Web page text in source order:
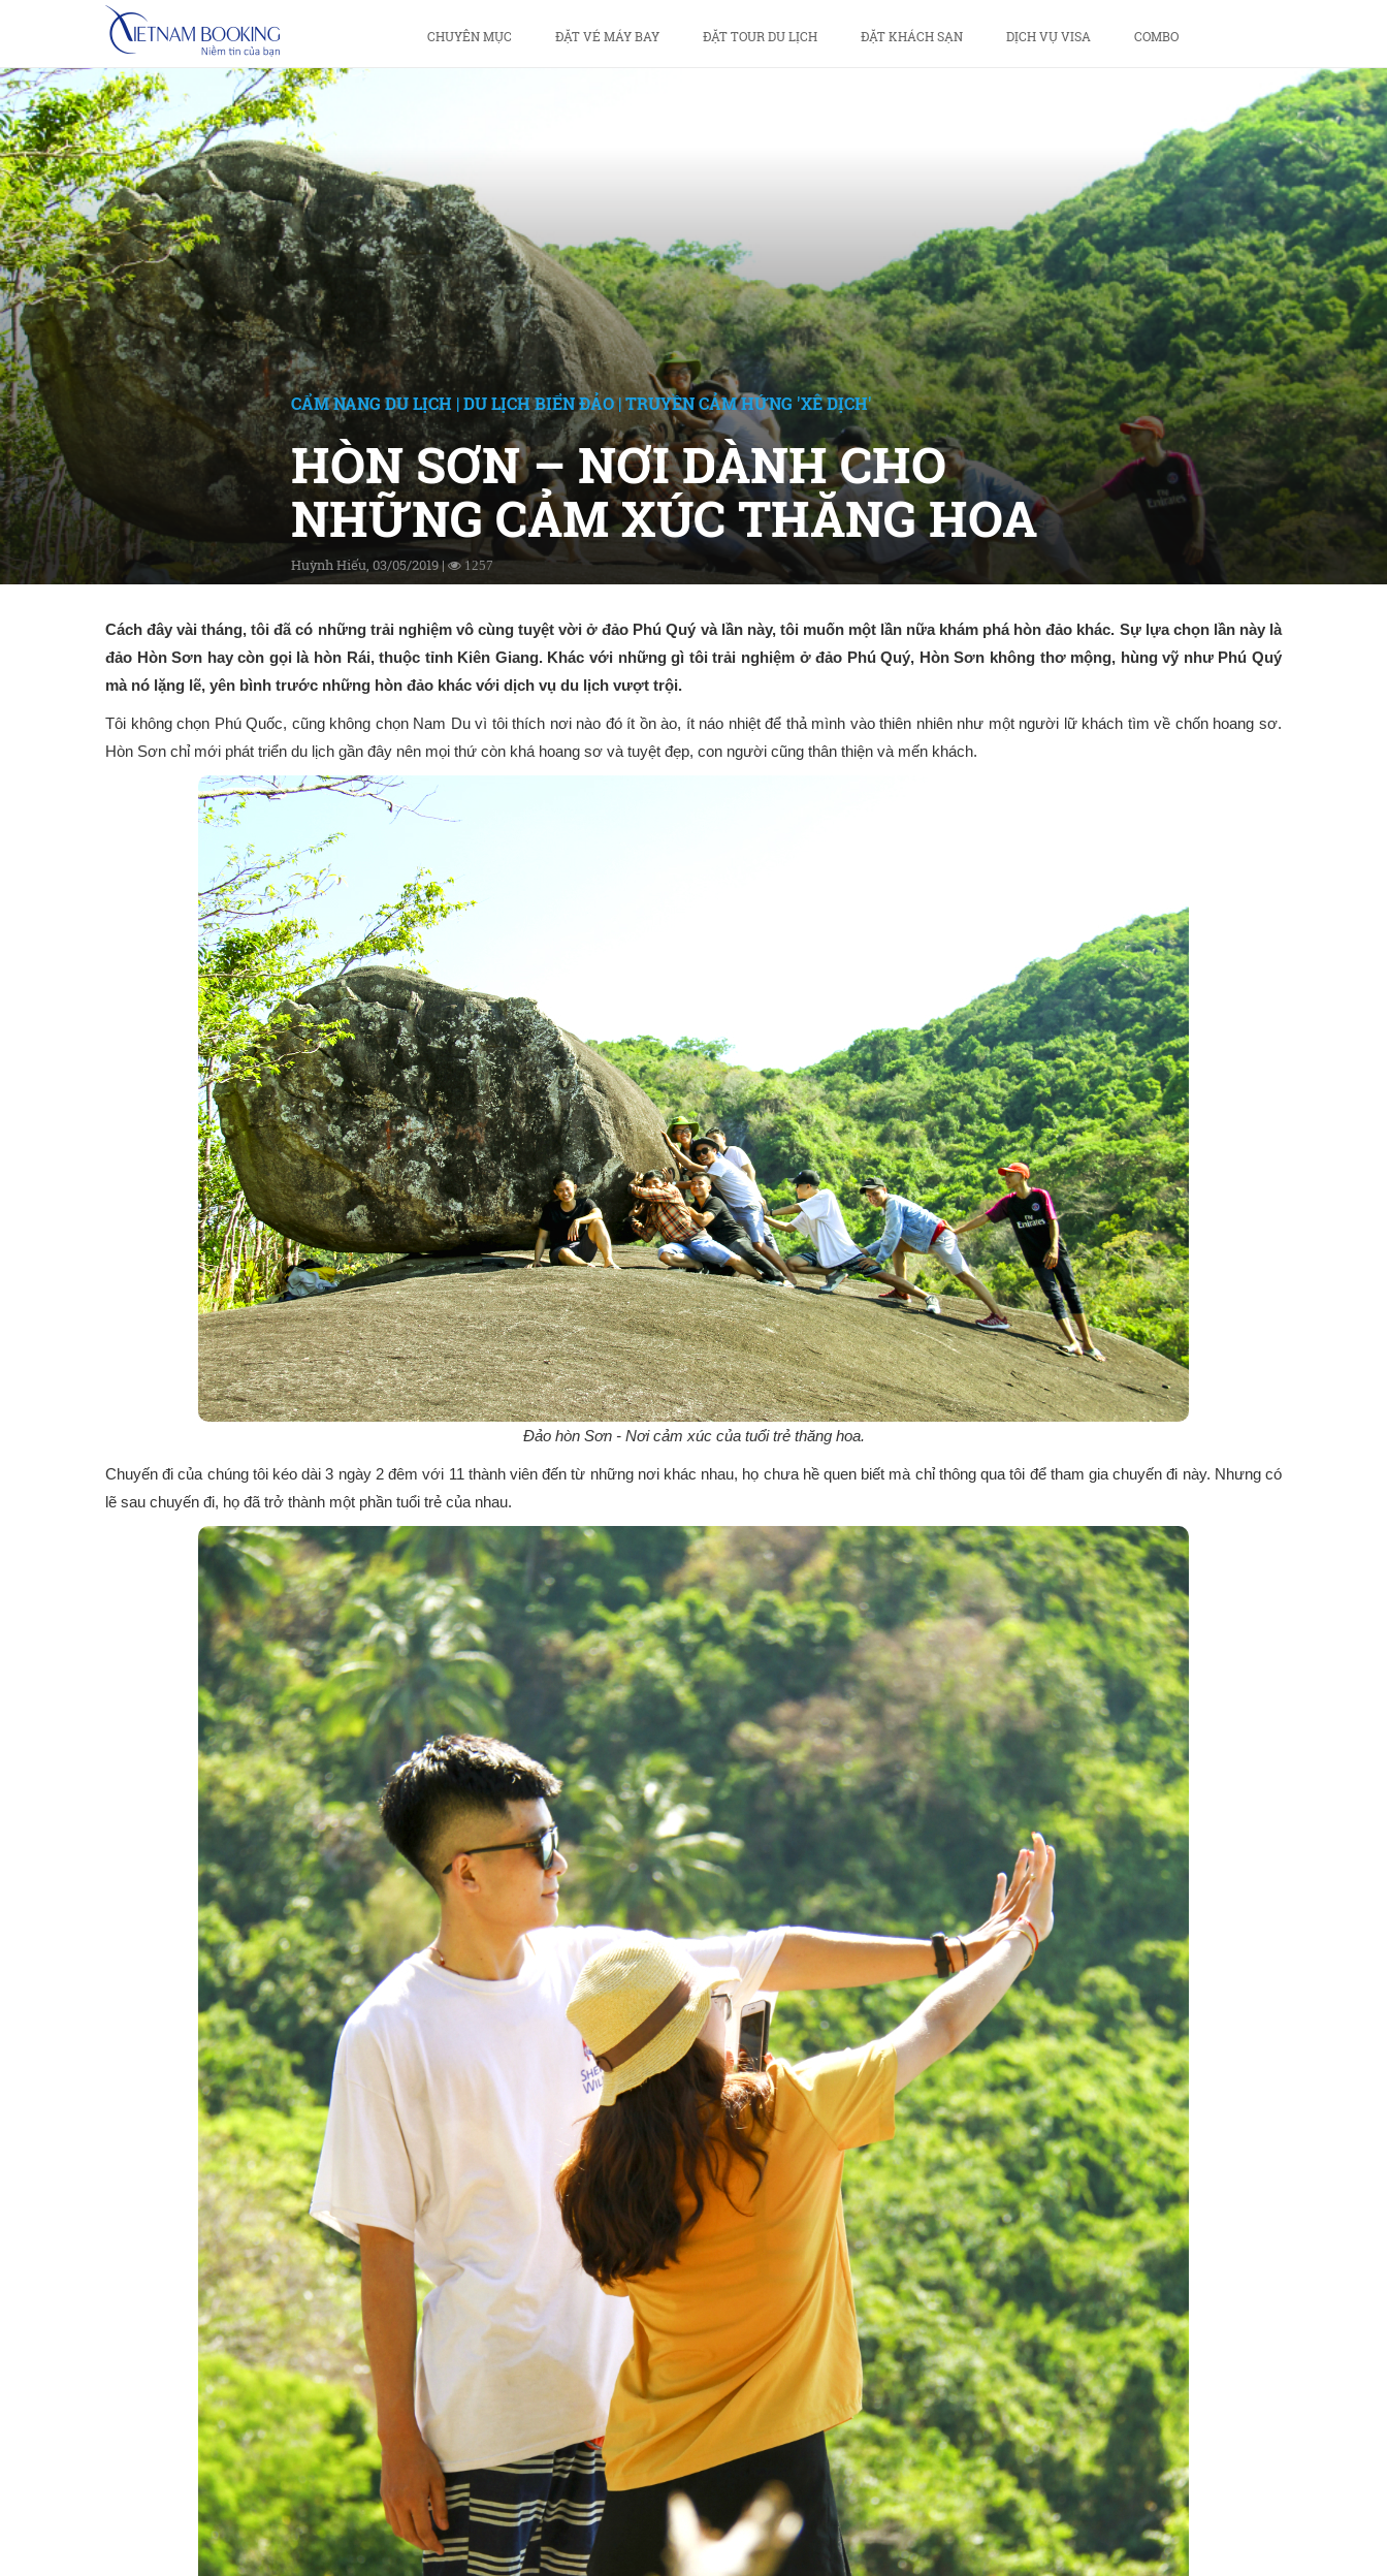
CHUYÊN MỤC ĐẶT VÉ MÁY BAY ĐẶT TOUR DU LỊCH ĐẶT KHÁCH SẠN DỊCH VỤ VISA COMBO
CẨM NANG DU LỊCH |DU LỊCH BIỂN ĐẢO|TRUYỀN CẢM HỨNG 'XÊ DỊCH'
HÒN SƠN – NƠI DÀNH CHO
NHỮNG CẢM XÚC THĂNG HOA
Huỳnh Hiếu, 03/05/2019 | 1257
Cách đây vài tháng, tôi đã có những trải nghiệm vô cùng tuyệt vời ở đảo Phú Quý và lần này, tôi muốn một lần nữa khám phá hòn đảo khác. Sự lựa chọn lần này là
đảo Hòn Sơn hay còn gọi là hòn Rái, thuộc tỉnh Kiên Giang. Khác với những gì tôi trải nghiệm ở đảo Phú Quý, Hòn Sơn không thơ mộng, hùng vỹ như Phú Quý
mà nó lặng lẽ, yên bình trước những hòn đảo khác với dịch vụ du lịch vượt trội.
Tôi không chọn Phú Quốc, cũng không chọn Nam Du vì tôi thích nơi nào đó ít ồn ào, ít náo nhiệt để thả mình vào thiên nhiên như một người lữ khách tìm về chốn hoang sơ.
Hòn Sơn chỉ mới phát triển du lịch gần đây nên mọi thứ còn khá hoang sơ và tuyệt đẹp, con người cũng thân thiện và mến khách.
Đảo hòn Sơn - Nơi cảm xúc của tuổi trẻ thăng hoa.
Chuyến đi của chúng tôi kéo dài 3 ngày 2 đêm với 11 thành viên đến từ những nơi khác nhau, họ chưa hề quen biết mà chỉ thông qua tôi để tham gia chuyến đi này. Nhưng có
lẽ sau chuyến đi, họ đã trở thành một phần tuổi trẻ của nhau.